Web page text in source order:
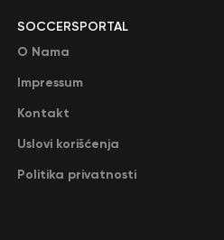
SOCCERSPORTAL
O Nama
Impressum
Kontakt
Uslovi korišćenja
Politika privatnosti